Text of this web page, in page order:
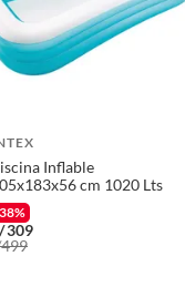
Inflable
cm 1020 Lts
309
499